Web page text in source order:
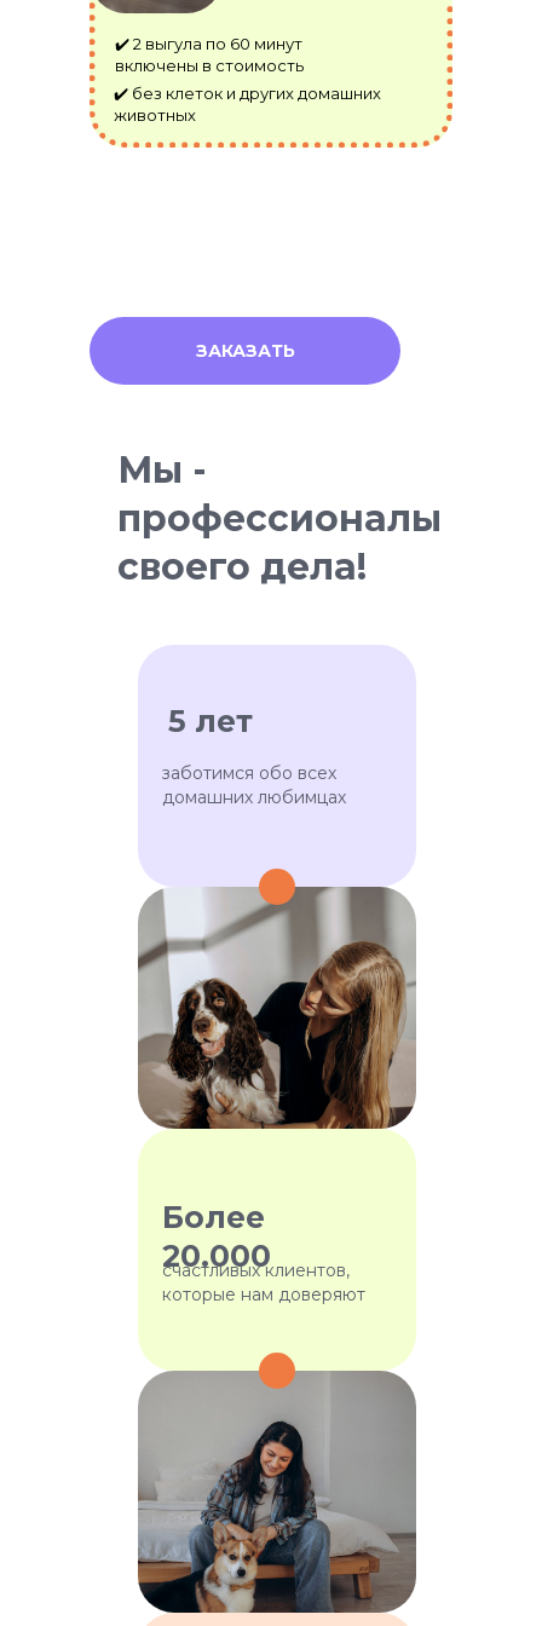
✔️ 2 выгула по 60 минут
включены в стоимость
✔️ без клеток и других домашних
животных
ЗАКАЗАТЬ
5 лет
Мы -
профессионалы
своего дела!
счастливых клиентов,
которые нам доверяют
Более
20.000
заботимся обо всех
домашних любимцах